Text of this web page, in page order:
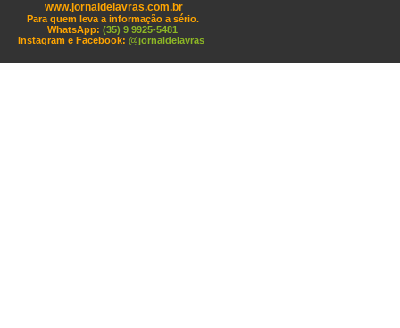
www.jornaldelavras.com.br
Para quem leva a informação a sério.
WhatsApp: (35) 9 9925-5481
Instagram e Facebook: @jornaldelavras